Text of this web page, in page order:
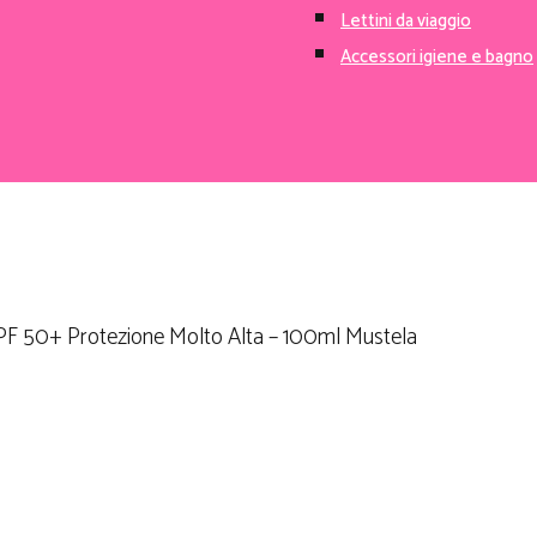
Set igiene
Accessori igiene e bagno
Lettini da viaggio
50+ Protezione Molto Alta – 100ml Mustela